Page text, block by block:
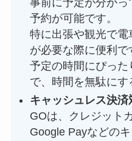
予約が可能です。
特に出張や観光で
が必要な際に便利で
予定の時間にぴっ
で、時間を無駄にす
キャッシュレス決済
GOは、クレジット
Google Payなどの